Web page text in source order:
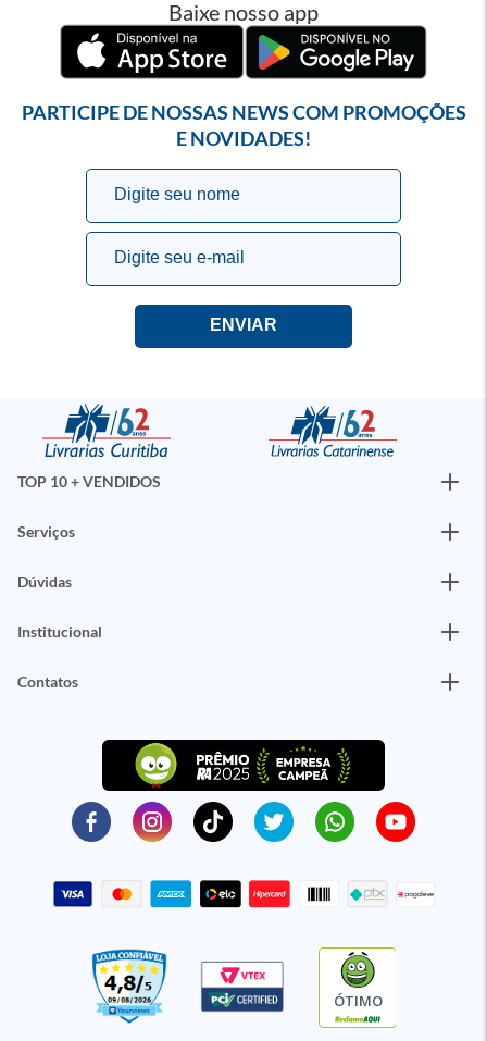
Baixe nosso app
PARTICIPE DE NOSSAS NEWS COM PROMOÇÕES
E NOVIDADES!
TOP 10 + VENDIDOS
Serviços
Dúvidas
Institucional
Contatos
ÓTIMO